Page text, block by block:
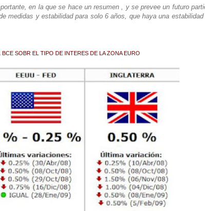
en la que se hace un resumen , y se prevee un futuro
medidas y estabilidad para solo 6 años, que haya una
SOBR EL TIPO DE INTERES DE LA ZONA EURO